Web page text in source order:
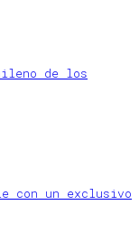
de los
con un exclusivo